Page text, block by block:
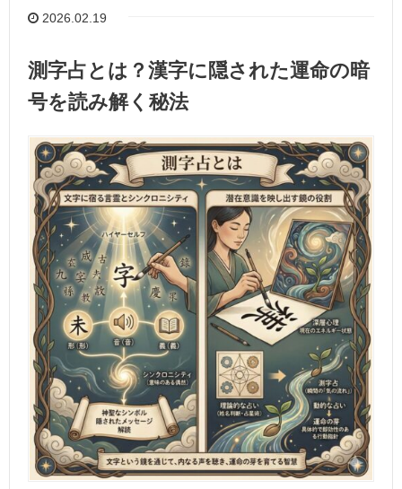
2026.02.19
測字占とは？漢字に隠された運命の暗
号を読み解く秘法